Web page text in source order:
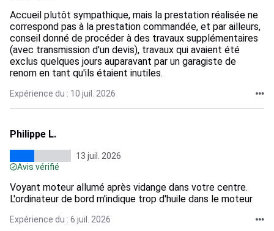
Accueil plutôt sympathique, mais la prestation réalisée ne
correspond pas à la prestation commandée, et par ailleurs,
conseil donné de procéder à des travaux supplémentaires
(avec transmission d'un devis), travaux qui avaient été
exclus quelques jours auparavant par un garagiste de
renom en tant qu'ils étaient inutiles.
Expérience du : 10 juil. 2026
Philippe L.
13 juil. 2026
Avis vérifié
Voyant moteur allumé après vidange dans votre centre.
L'ordinateur de bord m'indique trop d'huile dans le moteur
Expérience du : 6 juil. 2026